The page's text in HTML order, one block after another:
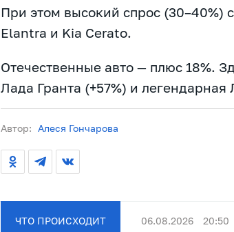
При этом высокий спрос (30–40%)
Elantra и Kia Cerato.
Отечественные авто — плюс 18%.
Лада Гранта (+57%) и легендарная
Автор: Алеся Гончарова
ЧТО ПРОИСХОДИТ 06.08.2026 20:50